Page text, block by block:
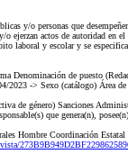
y/o personas que
ejerzan actos de autoridad en
laboral y escolar y se
de puesto
-> Sexo (catálogo) Área
de género) Sanciones
que genera(n),
Hombre Coordinación